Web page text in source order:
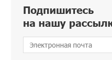
Подпишитесь
на нашу